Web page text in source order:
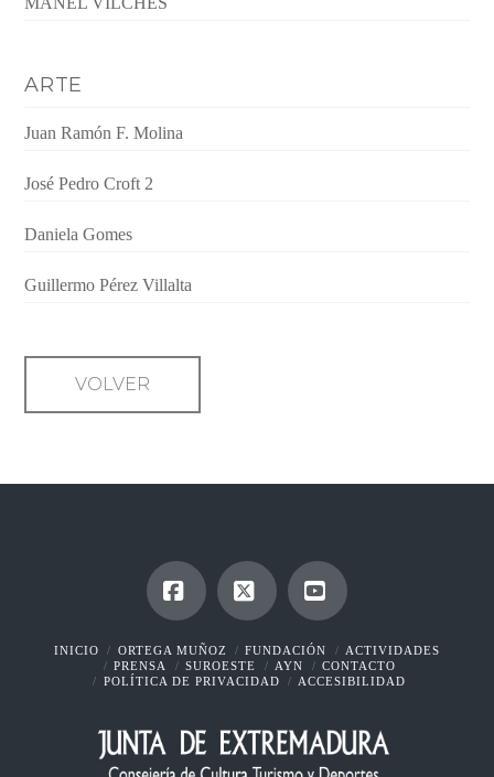
ARTE
Juan Ramón F. Molina
José Pedro Croft 2
Daniela Gomes
Guillermo Pérez Villalta
VOLVER
Facebook
X YouTube
INICIO ORTEGA MUÑOZ FUNDACIÓN
ACTIVIDADES
PRENSA
SUROESTE AYN
CONTACTO
POLÍTICA DE PRIVACIDAD
ACCESIBILIDAD